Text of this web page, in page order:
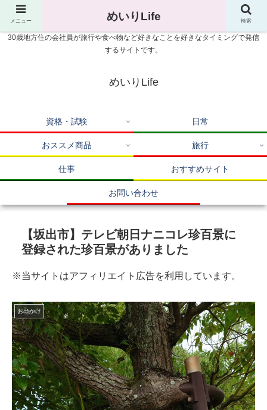
30歳地方住の会社員が旅行や食べ物など好きなことを好きなタイミングで発信
するサイトです。
めいりLife
資格・試験 日常
おススメ商品 旅行
仕事 おすすめサイト
お問い合わせ
【坂出市】テレビ朝日ナニコレ珍百景に
登録された珍百景がありました
※当サイトはアフィリエイト広告を利用しています。
お出かけ
メニュー めいりLife 検索